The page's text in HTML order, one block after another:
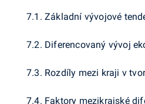
7.1. Základní vývojové
7.2. Diferencovaný vývoj
7.3. Rozdíly mezi kraji v
7.4. Faktory mezikrajské